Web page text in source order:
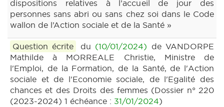
dispositions relatives à l’accueil de jour des
personnes sans abri ou sans chez soi dans le Code
wallon de l’Action sociale et de la Santé »
Question écrite du (10/01/2024) de VANDORPE
Mathilde à MORREALE Christie, Ministre de
l'Emploi, de la Formation, de la Santé, de l'Action
sociale et de l'Economie sociale, de l'Egalité des
chances et des Droits des femmes (Dossier n° 220
(2023-2024) 1 échéance : 31/01/2024)